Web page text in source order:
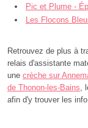
Pic et Plume -
TessyLes Flocons
Retrouvez de plus à
relais d'assistante
une crèche sur
de Thonon-les-Bains,
afin d'y trouver les